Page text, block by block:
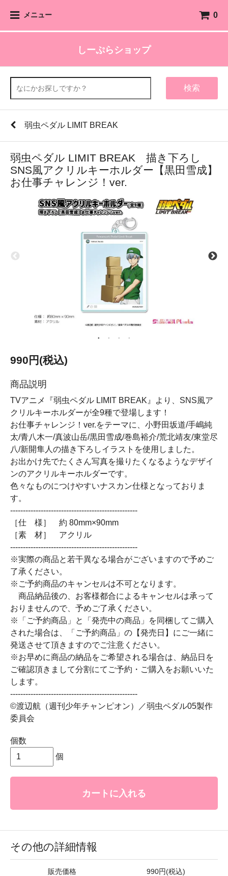
メニュー 0
しーぷらショップ
検索
弱虫ペダル LIMIT BREAK
弱虫ペダル LIMIT BREAK 描き下ろし
SNS風アクリルキーホルダー【黒田雪成】
お仕事チャレンジ！ver.
990円(税込)
商品説明
TVアニメ『弱虫ペダル LIMIT BREAK』より、SNS風ア
クリルキーホルダーが全9種で登場します！
お仕事チャレンジ！ver.をテーマに、小野田坂道/手嶋純
太/青八木一/真波山岳/黒田雪成/巻島裕介/荒北靖友/東堂尽
八/新開隼人の描き下ろしイラストを使用しました。
お出かけ先でたくさん写真を撮りたくなるようなデザイ
ンのアクリルキーホルダーです。
色々なものにつけやすいナスカン仕様となっておりま
す。
--------------------------------------------------
［仕 様］ 約 80mm×90mm
［素 材］ アクリル
--------------------------------------------------
※実際の商品と若干異なる場合がございますので予めご
了承ください。
※ご予約商品のキャンセルは不可となります。
商品納品後の、お客様都合によるキャンセルは承って
おりませんので、予めご了承ください。
※「ご予約商品」と「発売中の商品」を同梱してご購入
された場合は、「ご予約商品」の【発売日】にご一緒に
発送させて頂きますのでご注意ください。
※お早めに商品の納品をご希望される場合は、納品日を
ご確認頂きまして分割にてご予約・ご購入をお願いいた
します。
--------------------------------------------------
©渡辺航（週刊少年チャンピオン）／弱虫ペダル05製作
委員会
個数
個
カートに入れる
その他の詳細情報
販売価格 990円(税込)